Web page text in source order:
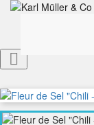
